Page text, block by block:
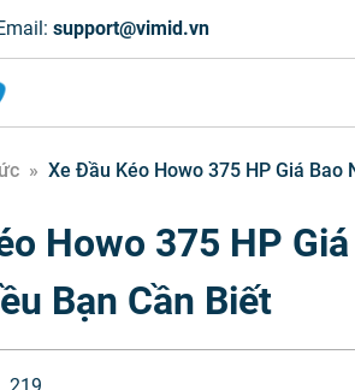
support@vimid.vn
» Xe Đầu Kéo Howo 375 HP Giá
Howo 375 HP
Bạn Cần Biết
219